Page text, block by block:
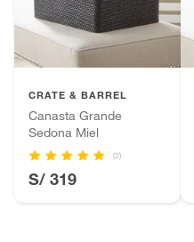
CRATE & BARREL
Canasta Grande
Sedona Miel
(2)
S/ 319